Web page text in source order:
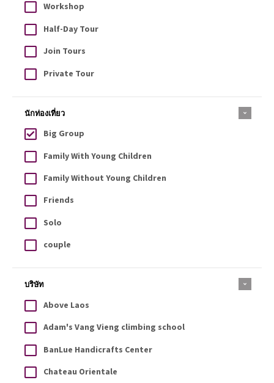
Workshop
Half-Day Tour
Join Tours
Private Tour
นักท่องเที่ยว
Big Group
Family With Young Children
Family Without Young Children
Friends
Solo
couple
บริษัท
Above Laos
Adam's Vang Vieng climbing school
BanLue Handicrafts Center
Chateau Orientale